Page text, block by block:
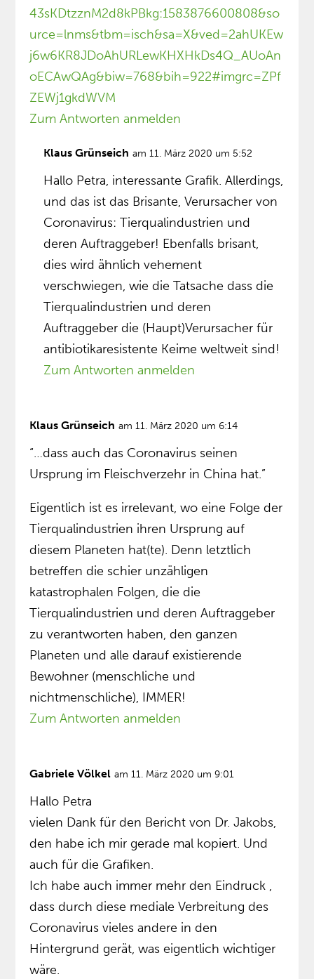
43sKDtzznM2d8kPBkg:1583876600808&so
urce=lnms&tbm=isch&sa=X&ved=2ahUKEw
j6w6KR8JDoAhURLewKHXHkDs4Q_AUoAn
oECAwQAg&biw=768&bih=922#imgrc=ZPf
ZEWj1gkdWVM
Zum Antworten anmelden
Klaus Grünseich am 11. März 2020 um 5:52
Hallo Petra, interessante Grafik. Allerdings,
und das ist das Brisante, Verursacher von
Coronavirus: Tierqualindustrien und
deren Auftraggeber! Ebenfalls brisant,
dies wird ähnlich vehement
verschwiegen, wie die Tatsache dass die
Tierqualindustrien und deren
Auftraggeber die (Haupt)Verursacher für
antibiotikaresistente Keime weltweit sind!
Zum Antworten anmelden
Klaus Grünseich am 11. März 2020 um 6:14
“…dass auch das Coronavirus seinen
Ursprung im Fleischverzehr in China hat.”
Eigentlich ist es irrelevant, wo eine Folge der
Tierqualindustrien ihren Ursprung auf
diesem Planeten hat(te). Denn letztlich
betreffen die schier unzähligen
katastrophalen Folgen, die die
Tierqualindustrien und deren Auftraggeber
zu verantworten haben, den ganzen
Planeten und alle darauf existierende
Bewohner (menschliche und
nichtmenschliche), IMMER!
Zum Antworten anmelden
Gabriele Völkel am 11. März 2020 um 9:01
Hallo Petra
vielen Dank für den Bericht von Dr. Jakobs,
den habe ich mir gerade mal kopiert. Und
auch für die Grafiken.
Ich habe auch immer mehr den Eindruck ,
dass durch diese mediale Verbreitung des
Coronavirus vieles andere in den
Hintergrund gerät, was eigentlich wichtiger
wäre.